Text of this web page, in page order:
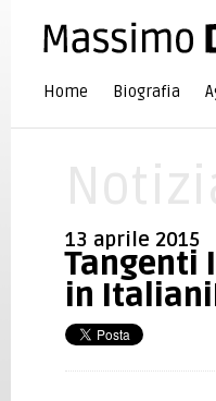
Home Biografia
13 aprile 2015
Tangenti
in